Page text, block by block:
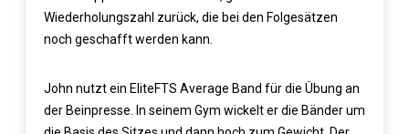
Wiederholungszahl zurück, die bei den Folgesätzen
noch geschafft werden kann.
John nutzt ein EliteFTS Average Band für die Übung an
der Beinpresse. In seinem Gym wickelt er die Bänder um